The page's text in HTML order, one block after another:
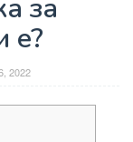
за
е?
2022